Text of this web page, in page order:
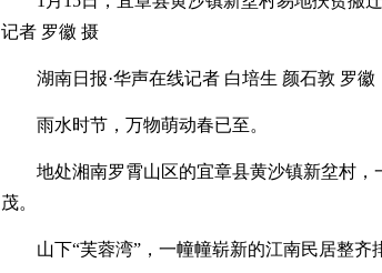
记者 罗徽 摄
湖南日报·华声在线记者 白培生 颜石敦 罗徽
雨水时节，万物萌动春已至。
地处湘南罗霄山区的宜章县黄沙镇新坌村
茂。
山下“芙蓉湾”，一幢幢崭新的江南民居整齐